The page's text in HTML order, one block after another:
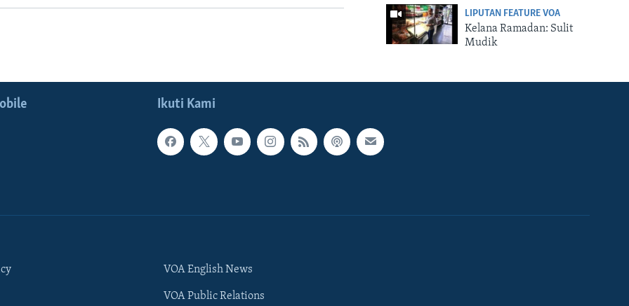
LIPUTAN FEATURE VOA
Kelana Ramadan: Sulit
Mudik
Ikuti Kami
VOA English News
VOA Public Relations